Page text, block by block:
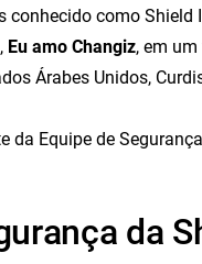
como Shield
Eu amo Changiz, em
Árabes Unidos,
Equipe de
da